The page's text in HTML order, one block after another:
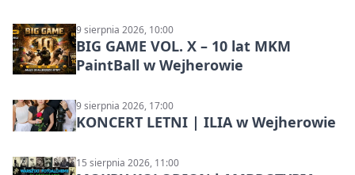
9 sierpnia 2026, 10:00
BIG GAME VOL. X – 10 lat MKM
PaintBall w Wejherowie
9 sierpnia 2026, 17:00
KONCERT LETNI | ILIA w Wejherowie
15 sierpnia 2026, 11:00